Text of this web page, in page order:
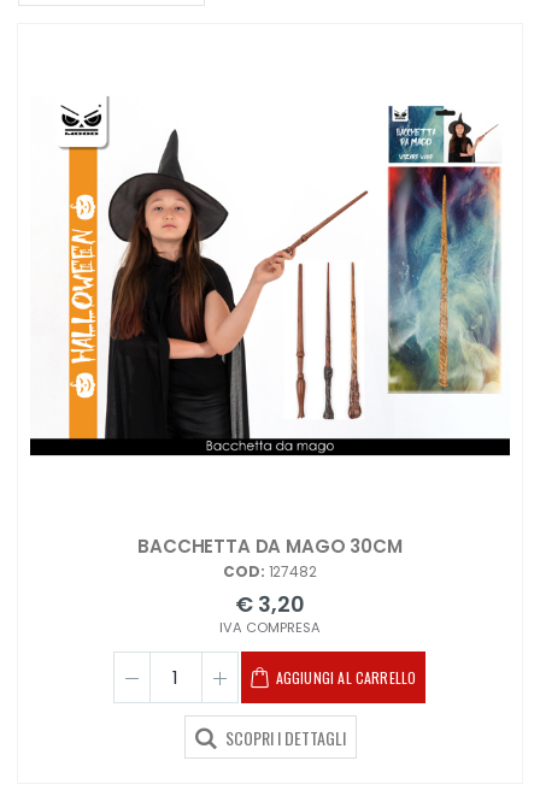
BACCHETTA DA MAGO 30CM
COD: 127482
€ 3,20
IVA COMPRESA
AGGIUNGI AL CARRELLO
SCOPRI I DETTAGLI